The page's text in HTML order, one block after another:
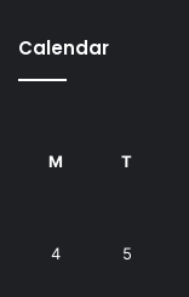
Calendar
M T
4 5